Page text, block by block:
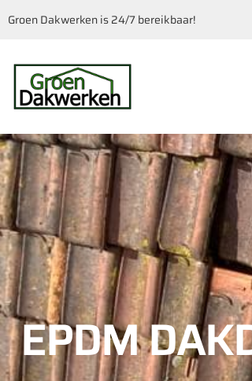
Groen Dakwerken is 24/7 bereikbaar!
EPDM